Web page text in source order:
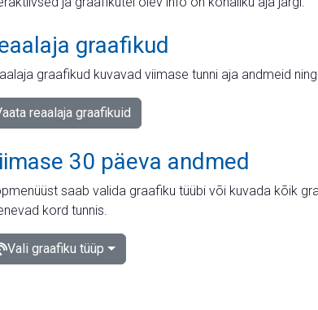
graafikud
graafikud kuvavad viimase tunni aja andmeid
reaalaja graafikuid
30 päeva andmed
saab valida graafiku tüübi või kuvada kõik
kord tunnis.
Vali graafiku tüüp